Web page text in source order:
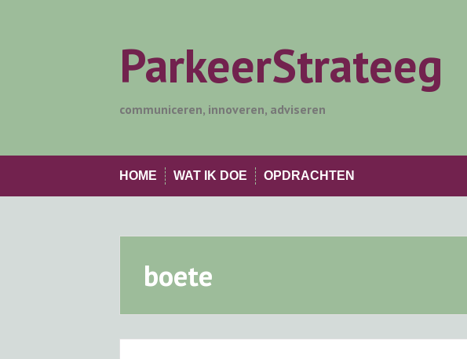
ParkeerStrateeg
communiceren, innoveren, adviseren
HOME WAT IK DOE OPDRACHTEN
boete